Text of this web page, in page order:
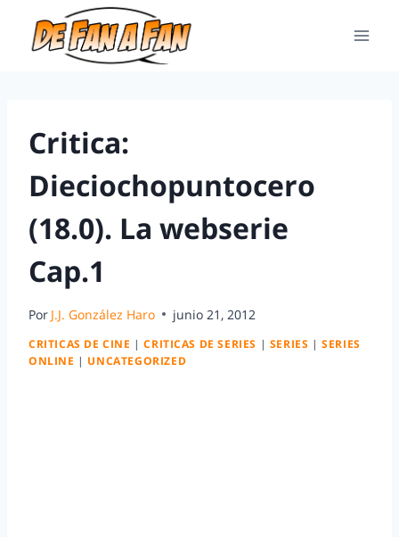
Critica:
Dieciochopuntocero
(18.0). La webserie
Cap.1
Por J.J. González Haro junio 21, 2012
CRITICAS DE CINE |CRITICAS DE SERIES | SERIES |SERIES
ONLINE | UNCATEGORIZED